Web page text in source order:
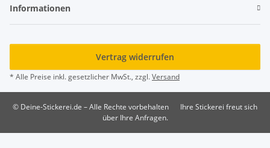
Informationen
Vertrag widerrufen
* Alle Preise inkl. gesetzlicher MwSt., zzgl.Versand
© Deine-Stickerei.de – Alle Rechte vorbehalten
Ihre Stickerei freut sich
über Ihre Anfragen.